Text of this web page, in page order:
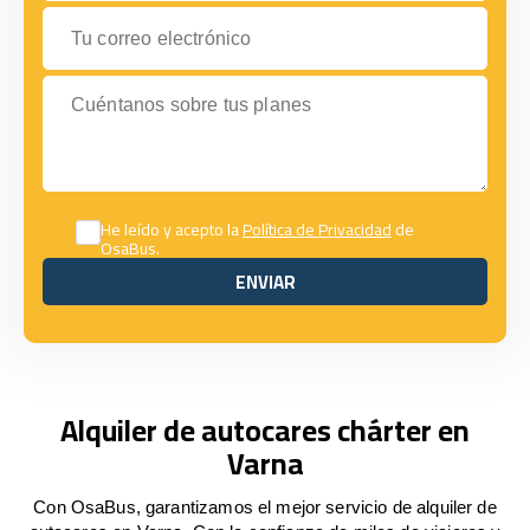
Tu correo electrónico
Cuéntanos sobre tus planes
He leído y acepto laPolítica de Privacidadde
OsaBus.
ENVIAR
ENVIAR
Alquiler de autocares chárter en
Varna
Con OsaBus, garantizamos el mejor servicio de alquiler de